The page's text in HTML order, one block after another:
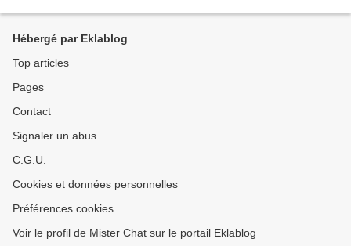
Hébergé par Eklablog
Top articles
Pages
Contact
Signaler un abus
C.G.U.
Cookies et données personnelles
Préférences cookies
Voir le profil de Mister Chat sur le portail Eklablog